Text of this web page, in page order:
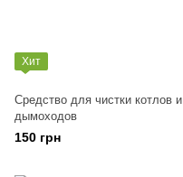
Хит
Средство для чистки котлов и
дымоходов
150 грн